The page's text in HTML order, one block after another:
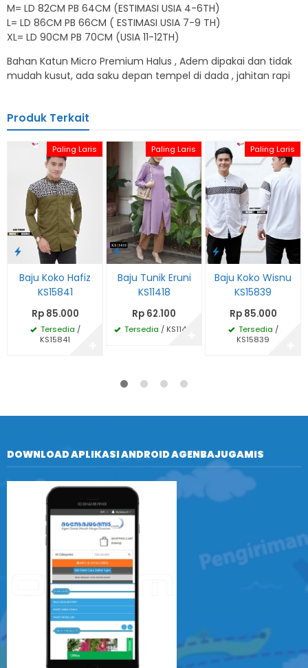
M= LD 82CM PB 64CM (ESTIMASI USIA 4-6TH)
L= LD 86CM PB 66CM ( ESTIMASI USIA 7-9 TH)
XL= LD 90CM PB 70CM (USIA 11-12TH)
Bahan Katun Micro Premium Halus , Adem dipakai dan tidak
mudah kusut, ada saku depan tempel di dada , jahitan rapi
Produk Terkait
Paling Laris
Baju Koko Hafiz
KS15841
Rp 85.000
Tersedia /
KS15841
Paling Laris
Baju Tunik Eruni
KS11418
Rp 62.100
Tersedia / KS11418
Paling Laris
Baju Koko Wisnu
KS15839
Rp 85.000
Tersedia /
KS15839
DOWNLOAD APLIKASI ANDROID AGENBAJUGAMIS